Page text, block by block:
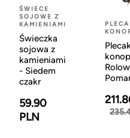
ŚWIECE
SOJOWE Z
KAMIENIAMI
Świeczka
sojowa z
kamieniami
- Siedem
czakr
59.90
PLN